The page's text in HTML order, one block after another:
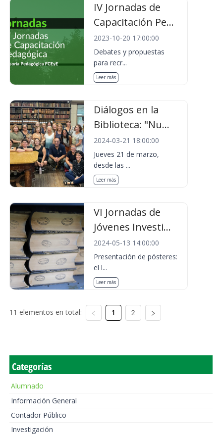
IV Jornadas de
Capacitación Pe...
2023-10-20 17:00:00
Debates y propuestas
para recr...
Leer más
Diálogos en la
Biblioteca: "Nu...
2024-03-21 18:00:00
Jueves 21 de marzo,
desde las ...
Leer más
VI Jornadas de
Jóvenes Investi...
2024-05-13 14:00:00
Presentación de pósteres:
el l...
Leer más
11 elementos en total: 1 2
Categorías
Alumnado
Información General
Contador Público
Investigación